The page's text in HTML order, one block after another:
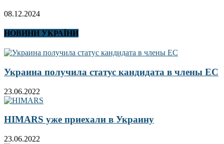
08.12.2024
НОВИНИ УКРАЇНИ
Украина получила статус кандидата в члены ЕС
23.06.2022
HIMARS уже приехали в Украину
23.06.2022